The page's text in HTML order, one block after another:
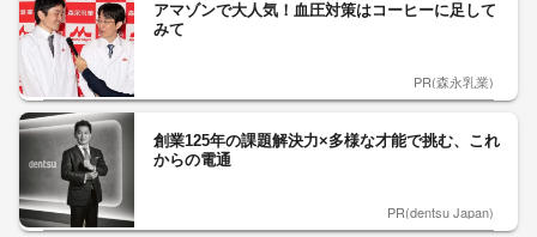
アマゾンで大人気！血圧対策はコーヒーに足して
みて
PR(森永乳業)
創業125年の課題解決力×多様な才能で挑む、これ
からの電通
PR(dentsu Japan)